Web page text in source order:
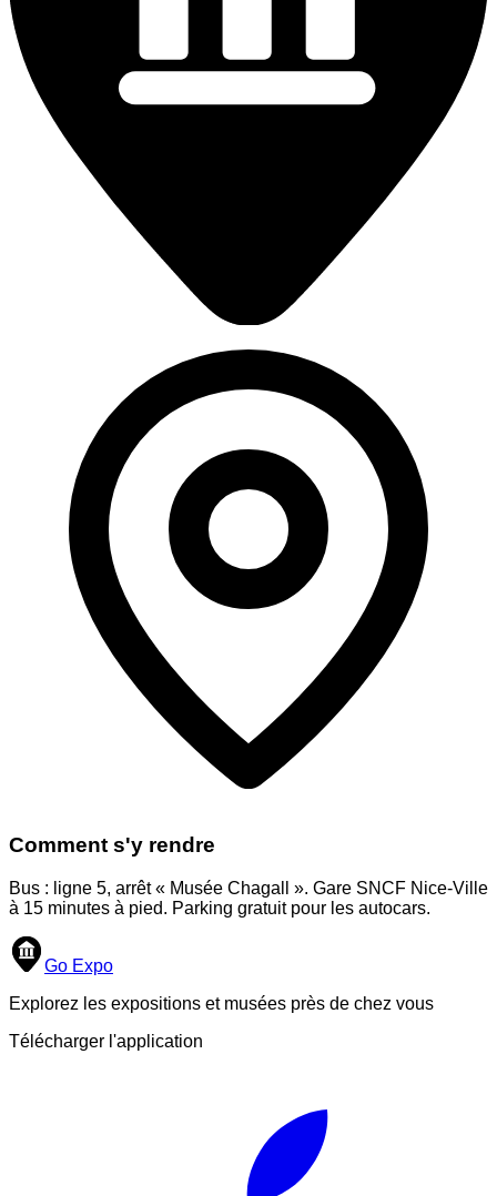
Comment s'y rendre
Bus : ligne 5, arrêt « Musée Chagall ». Gare SNCF Nice-Ville
à 15 minutes à pied. Parking gratuit pour les autocars.
Go Expo
Explorez les expositions et musées près de chez vous
Télécharger l'application